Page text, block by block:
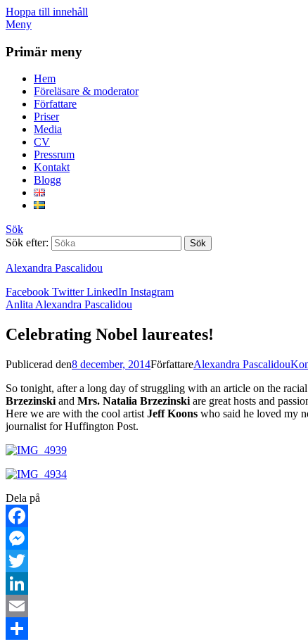
Hoppa till innehåll
Meny
Primär meny
Hem
Föreläsare & moderator
Författare
Priser
Media
CV
Pressrum
Kontakt
Blogg
Sök
Sök efter:
Alexandra Pascalidou
Facebook Twitter LinkedIn Instagram
Anlita Alexandra Pascalidou
Celebrating Nobel laureates!
Publicerad den8 december, 2014FörfattareAlexandra Pascalidou
So tonight, after a long day of struggling with an article on the
Brzezinski and Mrs. Natalia Brzezinski are great hosts and
Here we are with the cool artist Jeff Koons who said he loved my
journalist for Huffington Post.
Dela på
Facebook
Messenger
Twitter
LinkedIn
Email